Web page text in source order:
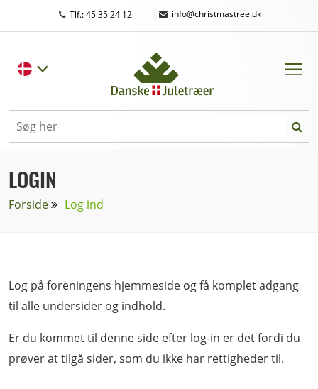
Tlf.: 45 35 24 12 | info@christmastree.dk
LOGIN
Forside Log ind
Log på foreningens hjemmeside og få komplet adgang
til alle undersider og indhold.
Er du kommet til denne side efter log-in er det fordi du
prøver at tilgå sider, som du ikke har rettigheder til.